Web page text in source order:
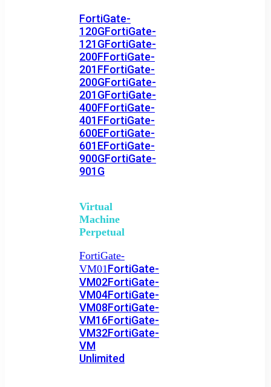
FortiGate-
120GFortiGate-
121GFortiGate-
200FFortiGate-
201FFortiGate-
200GFortiGate-
201GFortiGate-
400FFortiGate-
401FFortiGate-
600EFortiGate-
601EFortiGate-
900GFortiGate-
901G
Virtual
Machine
Perpetual
FortiGate-
VM01FortiGate-
VM02FortiGate-
VM04FortiGate-
VM08FortiGate-
VM16FortiGate-
VM32FortiGate-
VM
Unlimited